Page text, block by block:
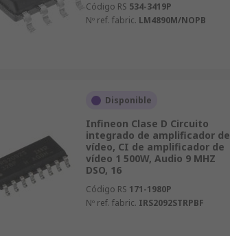
Código RS 534-3419P
Nº ref. fabric. LM4890M/NOPB
Disponible
Infineon Clase D Circuito
integrado de amplificador de
vídeo, CI de amplificador de
vídeo 1 500W, Audio 9 MHZ
DSO, 16
Código RS 171-1980P
Nº ref. fabric. IRS2092STRPBF